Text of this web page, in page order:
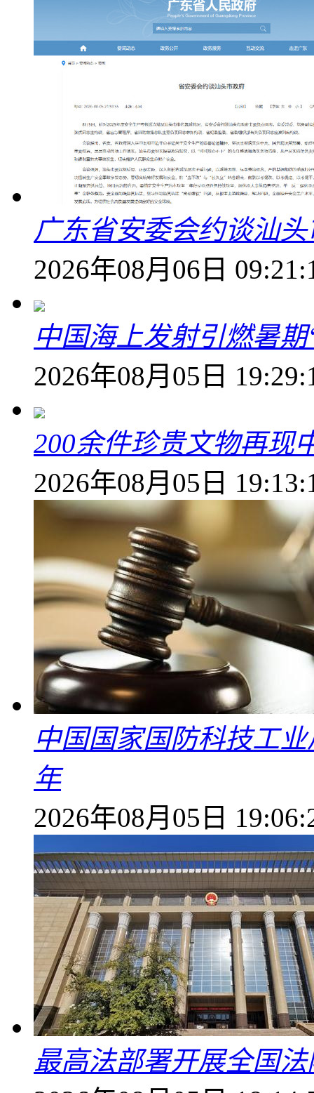
广东省安委会约谈汕
2026年08月06日
中国海上发射引燃暑
2026年08月05日
200余件珍贵文物再现
2026年08月05日
中国国家国防科技工
年
2026年08月05日
最高法部署开展全国